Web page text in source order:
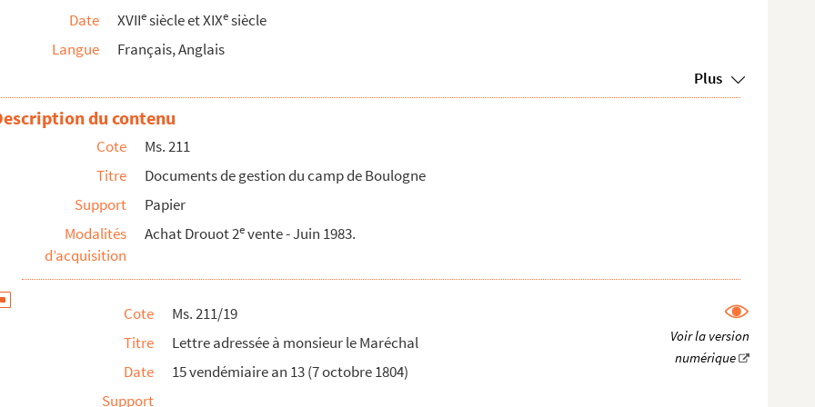
de Boulogne »
du 15 au 30 floréal »
du dimanche 28 prairial
guerre adressée au général de brigade Bertrand
»
et de la Crèche »
Date
XVIIesiècle et XIXesiècle
Langue
Français, Anglais
Plus
du contenu
Cote
Ms. 211
Titre
Documents de gestion du camp de Boulogne
Support
Papier
Modalités
d’acquisition
Achat Drouot 2evente - Juin 1983.
Cote
Ms. 211/19
Titre
Lettre adressée à monsieur le Maréchal
Date
15 vendémiaire an 13 (7 octobre 1804)
Support